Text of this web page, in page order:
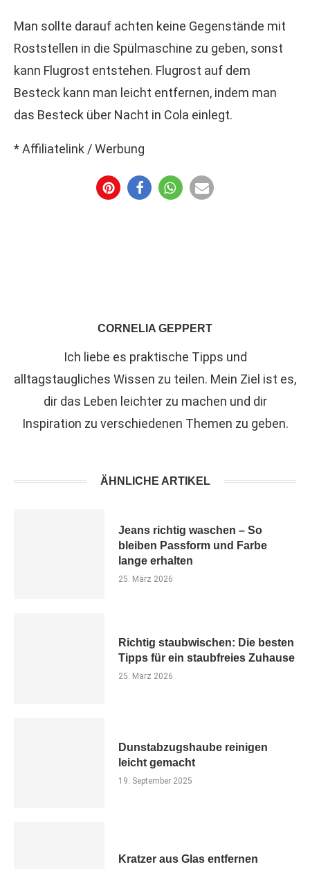
Man sollte darauf achten keine Gegenstände mit
Roststellen in die Spülmaschine zu geben, sonst
kann Flugrost entstehen. Flugrost auf dem
Besteck kann man leicht entfernen, indem man
das Besteck über Nacht in Cola einlegt.
* Affiliatelink / Werbung
CORNELIA GEPPERT
Ich liebe es praktische Tipps und
alltagstaugliches Wissen zu teilen. Mein Ziel ist es,
dir das Leben leichter zu machen und dir
Inspiration zu verschiedenen Themen zu geben.
ÄHNLICHE ARTIKEL
Jeans richtig waschen – So
bleiben Passform und Farbe
lange erhalten
25. März 2026
Richtig staubwischen: Die besten
Tipps für ein staubfreies Zuhause
25. März 2026
Dunstabzugshaube reinigen
leicht gemacht
19. September 2025
Kratzer aus Glas entfernen